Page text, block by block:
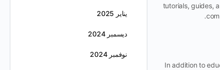
tutorials, guides,
In addition to
يناير 2025
ديسمبر 2024
نوفمبر 2024